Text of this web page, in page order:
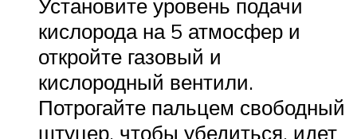
Установите уровень подачи
кислорода на 5 атмосфер и
откройте газовый и
кислородный вентили.
Потрогайте пальцем свободный
штуцер, чтобы убедиться, идет